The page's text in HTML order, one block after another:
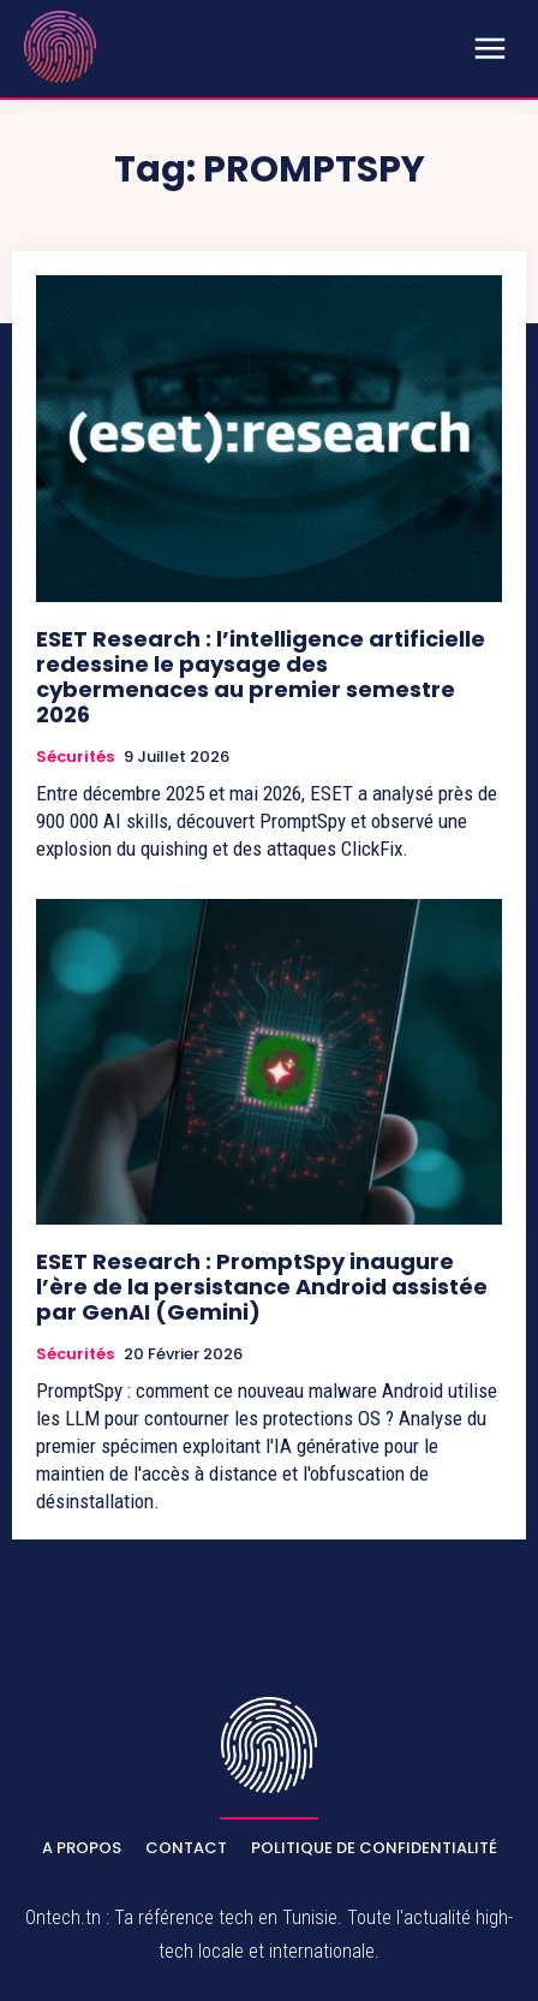
Tag: PROMPTSPY
ESET Research : l’intelligence artificielle
redessine le paysage des
cybermenaces au premier semestre
2026
Sécurités 9 Juillet 2026
Entre décembre 2025 et mai 2026, ESET a analysé près de
900 000 AI skills, découvert PromptSpy et observé une
explosion du quishing et des attaques ClickFix.
ESET Research : PromptSpy inaugure
l’ère de la persistance Android assistée
par GenAI (Gemini)
Sécurités 20 Février 2026
PromptSpy : comment ce nouveau malware Android utilise
les LLM pour contourner les protections OS ? Analyse du
premier spécimen exploitant l'IA générative pour le
maintien de l'accès à distance et l'obfuscation de
désinstallation.
A PROPOS CONTACT POLITIQUE DE CONFIDENTIALITÉ
Ontech.tn : Ta référence tech en Tunisie. Toute l'actualité high-
tech locale et internationale.